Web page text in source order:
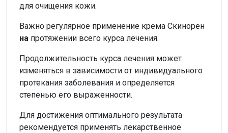
для очищения кожи.
Важно регулярное применение крема Скинорен
на протяжении всего курса лечения.
Продолжительность курса лечения может
изменяться в зависимости от индивидуального
протекания заболевания и определяется
степенью его выраженности.
Для достижения оптимального результата
рекомендуется применять лекарственное